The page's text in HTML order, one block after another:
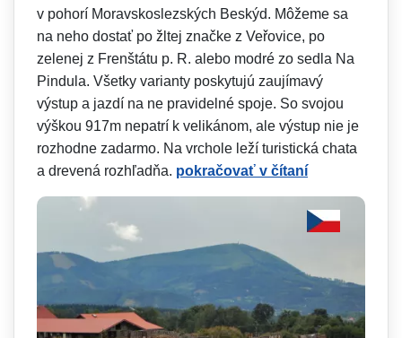
v pohorí Moravskoslezských Beskýd. Môžeme sa
na neho dostať po žltej značke z Veřovice, po
zelenej z Frenštátu p. R. alebo modré zo sedla Na
Pindula. Všetky varianty poskytujú zaujímavý
výstup a jazdí na ne pravidelné spoje. So svojou
výškou 917m nepatrí k velikánom, ale výstup nie je
rozhodne zadarmo. Na vrchole leží turistická chata
a drevená rozhľadňa. pokračovať v čítaní